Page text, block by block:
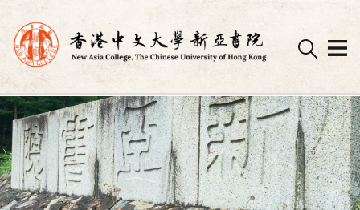
Skip
to
content